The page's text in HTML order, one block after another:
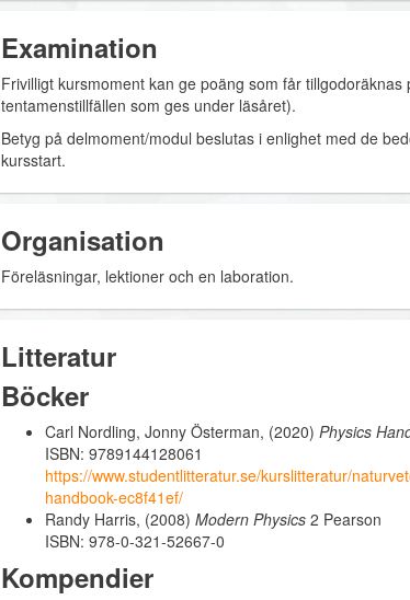
Examination
Frivilligt kursmoment kan ge poäng som får
tentamenstillfällen som ges under läsåret).
Betyg på delmoment/modul beslutas i enlighet med de
kursstart.
Organisation
Föreläsningar, lektioner och en laboration.
Litteratur
Böcker
Carl Nordling, Jonny Österman, (2020) Physics
ISBN: 9789144128061
https://www.studentlitteratur.se/kurslitteratur/
handbook-ec8f41ef/
Randy Harris, (2008) Modern Physics2 Pearson
ISBN: 978-0-321-52667-0
Kompendier